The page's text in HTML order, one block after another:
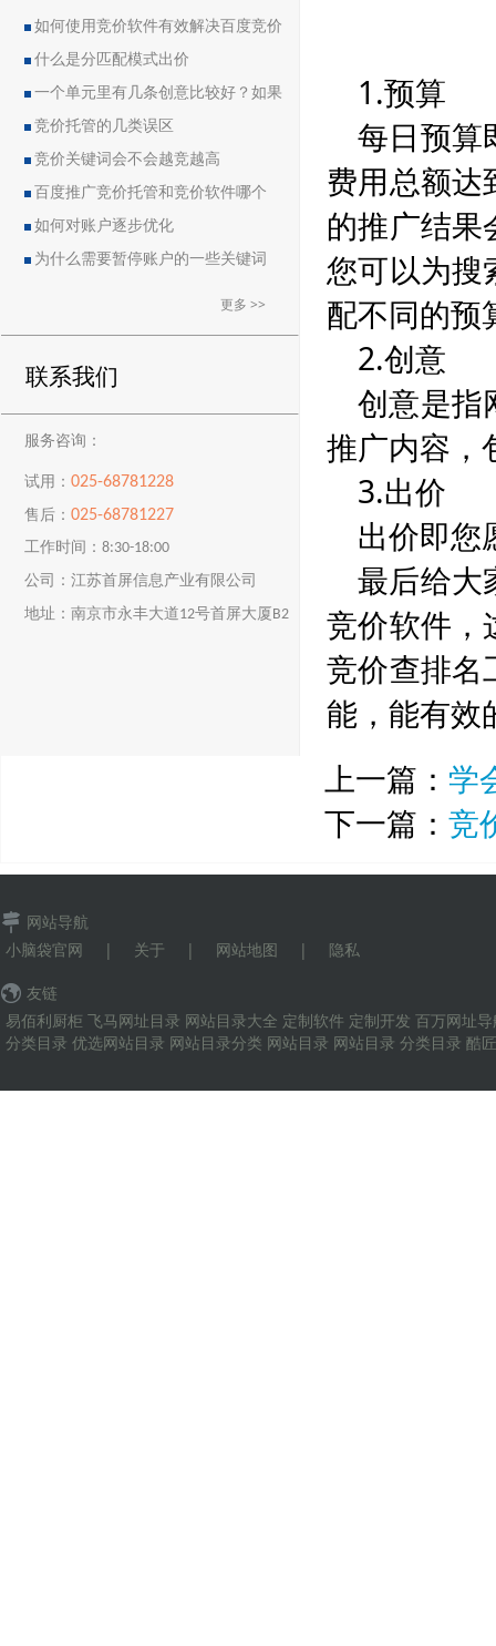
如何使用竞价软件有效解决百度竞价
中的恶点问题
什么是分匹配模式出价
一个单元里有几条创意比较好？如果
删除创意会导致账户流量突然下降吗？
竞价托管的几类误区
竞价关键词会不会越竞越高
百度推广竞价托管和竞价软件哪个
好？
如何对账户逐步优化
为什么需要暂停账户的一些关键词
更多 >>
联系我们
服务咨询：
试用：025-68781228
售后：025-68781227
工作时间：8:30-18:00
公司：江苏首屏信息产业有限公司
地址：南京市永丰大道12号首屏大厦B2
1.预算
每日预算
费用总额达
的推广结果
您可以为搜
配不同的预
2.创意
创意是指
推广内容，
3.出价
出价即您
最后给
竞价软件，
竞价查排名
能，能有效
上一篇： 学
下一篇： 竞
网站导航
小脑袋官网
| 关于 | 网站地图 | 隐私
友链
易佰利厨柜 飞马网址目录 网站目录大全 定制软件 定制开发 百万网址
分类目录 优选网站目录 网站目录分类 网站目录 网站目录 分类目录 酷